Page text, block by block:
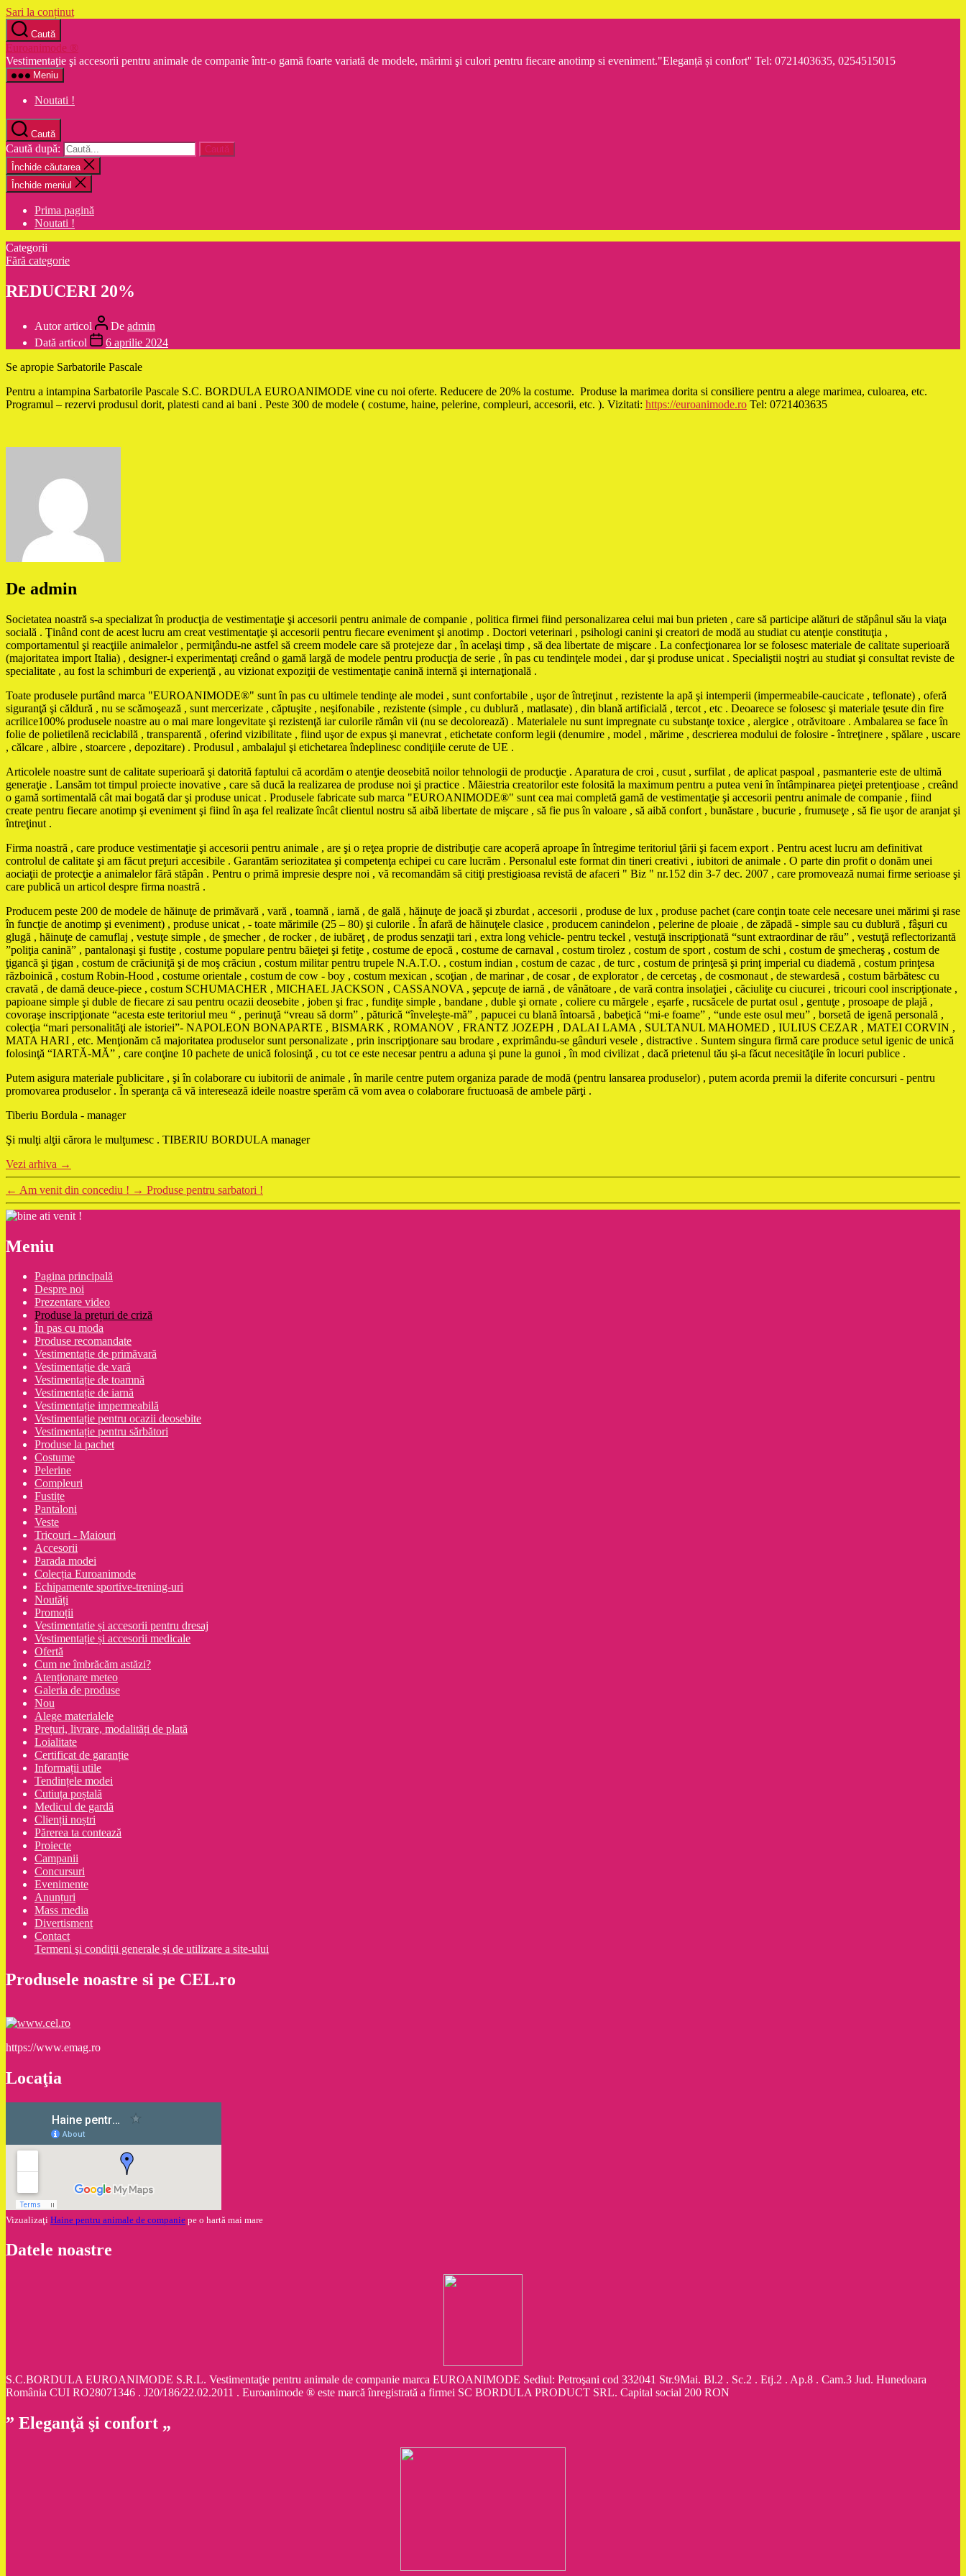
Sari la conținut
Caută
Euroanimode ®
Vestimentaţie şi accesorii pentru animale de companie într-o gamă foarte variată de modele, mărimi şi culori pentru fiecare anotimp si eveniment."Eleganță și confort'' Tel: 0721403635, 0254515015
Meniu
Noutati !
Caută
Caută după:
Închide căutarea
Închide meniul
Prima pagină
Noutati !
Categorii
Fără categorie
REDUCERI 20%
Autor articol De admin
Dată articol
6 aprilie 2024
Se apropie Sarbatorile Pascale
Pentru a intampina Sarbatorile Pascale S.C. BORDULA EUROANIMODE vine cu noi oferte. Reducere de 20% la costume. Produse la marimea dorita si consiliere pentru a alege marimea, culoarea, etc.
Programul – rezervi produsul dorit, platesti cand ai bani . Peste 300 de modele ( costume, haine, pelerine, compleuri, accesorii, etc. ). Vizitati: https://euroanimode.ro Tel: 0721403635
De admin
Societatea noastră s-a specializat în producţia de vestimentaţie şi accesorii pentru animale de companie , politica firmei fiind personalizarea celui mai bun prieten , care să participe alături de stăpânul său la viaţa
socială . Ţinând cont de acest lucru am creat vestimentaţie şi accesorii pentru fiecare eveniment şi anotimp . Doctori veterinari , psihologi canini şi creatori de modă au studiat cu atenţie constituţia ,
comportamentul şi reacţiile animalelor , permiţându-ne astfel să creem modele care să protejeze dar , în acelaşi timp , să dea libertate de mişcare . La confecţionarea lor se folosesc materiale de calitate superioară
(majoritatea import Italia) , designer-i experimentaţi creând o gamă largă de modele pentru producţia de serie , în pas cu tendinţele modei , dar şi produse unicat . Specialiştii noştri au studiat şi consultat reviste de
specialitate , au fost la schimburi de experienţă , au vizionat expoziţii de vestimentaţie canină internă şi internaţională .
Toate produsele purtând marca "EUROANIMODE®" sunt în pas cu ultimele tendinţe ale modei , sunt confortabile , uşor de întreţinut , rezistente la apă şi intemperii (impermeabile-caucicate , teflonate) , oferă
siguranţă şi căldură , nu se scămoşează , sunt mercerizate , căptuşite , neşifonabile , rezistente (simple , cu dublură , matlasate) , din blană artificială , tercot , etc . Deoarece se folosesc şi materiale ţesute din fire
acrilice100% produsele noastre au o mai mare longevitate şi rezistenţă iar culorile rămân vii (nu se decolorează) . Materialele nu sunt impregnate cu substanţe toxice , alergice , otrăvitoare . Ambalarea se face în
folie de polietilenă reciclabilă , transparentă , oferind vizibilitate , fiind uşor de expus şi manevrat , etichetate conform legii (denumire , model , mărime , descrierea modului de folosire - întreţinere , spălare , uscare
, călcare , albire , stoarcere , depozitare) . Produsul , ambalajul şi etichetarea îndeplinesc condiţiile cerute de UE .
Articolele noastre sunt de calitate superioară şi datorită faptului că acordăm o atenţie deosebită noilor tehnologii de producţie . Aparatura de croi , cusut , surfilat , de aplicat paspoal , pasmanterie este de ultimă
generaţie . Lansăm tot timpul proiecte inovative , care să ducă la realizarea de produse noi şi practice . Măiestria creatorilor este folosită la maximum pentru a putea veni în întâmpinarea pieţei pretenţioase , creând
o gamă sortimentală cât mai bogată dar şi produse unicat . Produsele fabricate sub marca "EUROANIMODE®" sunt cea mai completă gamă de vestimentaţie şi accesorii pentru animale de companie , fiind
create pentru fiecare anotimp şi eveniment şi fiind în aşa fel realizate încât clientul nostru să aibă libertate de mişcare , să fie pus în valoare , să aibă confort , bunăstare , bucurie , frumuseţe , să fie uşor de aranjat şi
întreţinut .
Firma noastră , care produce vestimentaţie şi accesorii pentru animale , are şi o reţea proprie de distribuţie care acoperă aproape în întregime teritoriul ţării şi facem export . Pentru acest lucru am definitivat
controlul de calitate şi am făcut preţuri accesibile . Garantăm seriozitatea şi competenţa echipei cu care lucrăm . Personalul este format din tineri creativi , iubitori de animale . O parte din profit o donăm unei
aociaţii de protecţie a animalelor fără stăpân . Pentru o primă impresie despre noi , vă recomandăm să citiţi prestigioasa revistă de afaceri " Biz " nr.152 din 3-7 dec. 2007 , care promovează numai firme serioase şi
care publică un articol despre firma noastră .
Producem peste 200 de modele de hăinuţe de primăvară , vară , toamnă , iarnă , de gală , hăinuţe de joacă şi zburdat , accesorii , produse de lux , produse pachet (care conţin toate cele necesare unei mărimi şi rase
în funcţie de anotimp şi eveniment) , produse unicat , - toate mărimile (25 – 80) şi culorile . În afară de hăinuţele clasice , producem canindelon , pelerine de ploaie , de zăpadă - simple sau cu dublură , fâşuri cu
glugă , hăinuţe de camuflaj , vestuţe simple , de şmecher , de rocker , de iubăreţ , de produs senzaţii tari , extra long vehicle- pentru teckel , vestuţă inscripţionată “sunt extraordinar de rău” , vestuţă reflectorizantă
”poliţia canină” , pantalonaşi şi fustiţe , costume populare pentru băieţei şi fetiţe , costume de epocă , costume de carnaval , costum tirolez , costum de sport , costum de schi , costum de şmecheraş , costum de
ţigancă şi ţigan , costum de crăciuniţă şi de moş crăciun , costum militar pentru trupele N.A.T.O. , costum indian , costum de cazac , de turc , costum de prinţesă şi prinţ imperial cu diademă , costum prinţesa
războinică , costum Robin-Hood , costume orientale , costum de cow - boy , costum mexican , scoţian , de marinar , de cosar , de explorator , de cercetaş , de cosmonaut , de stewardesă , costum bărbătesc cu
cravată , de damă deuce-piece , costum SCHUMACHER , MICHAEL JACKSON , CASSANOVA , şepcuţe de iarnă , de vânătoare , de vară contra insolaţiei , căciuliţe cu ciucurei , tricouri cool inscripţionate ,
papioane simple şi duble de fiecare zi sau pentru ocazii deosebite , joben şi frac , fundiţe simple , bandane , duble şi ornate , coliere cu mărgele , eşarfe , rucsăcele de purtat osul , gentuţe , prosoape de plajă ,
covoraşe inscripţionate “acesta este teritoriul meu “ , perinuţă “vreau să dorm” , păturică “înveleşte-mă” , papucei cu blană întoarsă , babeţică “mi-e foame” , “unde este osul meu” , borsetă de igenă personală ,
colecţia “mari personalităţi ale istoriei”- NAPOLEON BONAPARTE , BISMARK , ROMANOV , FRANTZ JOZEPH , DALAI LAMA , SULTANUL MAHOMED , IULIUS CEZAR , MATEI CORVIN ,
MATA HARI , etc. Menţionăm că majoritatea produselor sunt personalizate , prin inscripţionare sau brodare , exprimându-se gânduri vesele , distractive . Suntem singura firmă care produce setul igenic de unică
folosinţă “IARTĂ-MĂ” , care conţine 10 pachete de unică folosinţă , cu tot ce este necesar pentru a aduna şi pune la gunoi , în mod civilizat , dacă prietenul tău şi-a făcut necesităţile în locuri publice .
Putem asigura materiale publicitare , şi în colaborare cu iubitorii de animale , în marile centre putem organiza parade de modă (pentru lansarea produselor) , putem acorda premii la diferite concursuri - pentru
promovarea produselor . În speranţa că vă interesează ideile noastre sperăm că vom avea o colaborare fructuoasă de ambele părţi .
Tiberiu Bordula - manager
Şi mulţi alţii cărora le mulţumesc . TIBERIU BORDULA manager
Vezi arhiva →
← Am venit din concediu ! → Produse pentru sarbatori !
Meniu
Pagina principală
Despre noi
Prezentare video
Produse la prețuri de criză
În pas cu moda
Produse recomandate
Vestimentație de primăvară
Vestimentație de vară
Vestimentație de toamnă
Vestimentație de iarnă
Vestimentație impermeabilă
Vestimentație pentru ocazii deosebite
Vestimentație pentru sărbători
Produse la pachet
Costume
Pelerine
Compleuri
Fustițe
Pantaloni
Veste
Tricouri - Maiouri
Accesorii
Parada modei
Colecția Euroanimode
Echipamente sportive-trening-uri
Noutăți
Promoții
Vestimentatie și accesorii pentru dresaj
Vestimentație și accesorii medicale
Ofertă
Cum ne îmbrăcăm astăzi?
Atenționare meteo
Galeria de produse
Nou
Alege materialele
Prețuri, livrare, modalități de plată
Loialitate
Certificat de garanție
Informații utile
Tendințele modei
Cutiuța poștală
Medicul de gardă
Clienții noștri
Părerea ta contează
Proiecte
Campanii
Concursuri
Evenimente
Anunțuri
Mass media
Divertisment
Contact
Termeni şi condiţii generale şi de utilizare a site-ului
Produsele noastre si pe CEL.ro
https://www.emag.ro
Locaţia
Vizualizaţi Haine pentru animale de companie pe o hartă mai mare
Datele noastre
S.C.BORDULA EUROANIMODE S.R.L. Vestimentaţie pentru animale de companie marca EUROANIMODE Sediul: Petroşani cod 332041 Str.9Mai. Bl.2 . Sc.2 . Etj.2 . Ap.8 . Cam.3 Jud. Hunedoara
România CUI RO28071346 . J20/186/22.02.2011 . Euroanimode ® este marcă înregistrată a firmei SC BORDULA PRODUCT SRL. Capital social 200 RON
” Eleganţă şi confort „